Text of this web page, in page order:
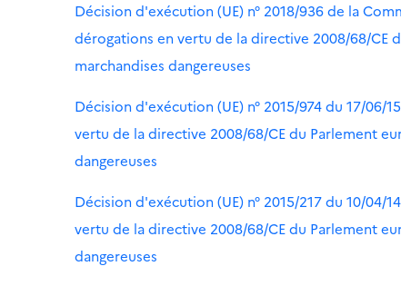
Décision d'exécution (UE) n° 2018/936 de la
dérogations en vertu de la directive 2008/68/CE
marchandises dangereuses
Décision d'exécution (UE) n° 2015/974 du 17/
vertu de la directive 2008/68/CE du Parlement
dangereuses
Décision d'exécution (UE) n° 2015/217 du 10/
vertu de la directive 2008/68/CE du Parlement
dangereuses